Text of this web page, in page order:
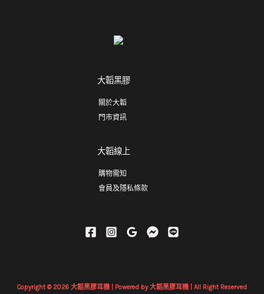
大韜黑膠
關於大韜
門市資訊
大韜線上
購物需知
會員及隱私條款
Copyright © 2026 大韜黑膠耳機 | Powered by 大韜黑膠耳機 | All Right Reserved